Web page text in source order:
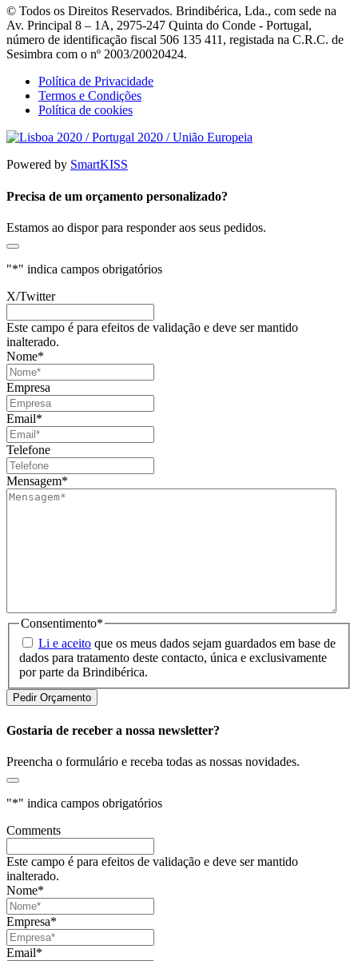
© Todos os Direitos Reservados. Brindibérica, Lda., com sede na
Av. Principal 8 – 1A, 2975-247 Quinta do Conde - Portugal,
número de identificação fiscal 506 135 411, registada na C.R.C. de
Sesimbra com o nº 2003/20020424.
Política de Privacidade
Termos e Condições
Política de cookies
Powered by SmartKISS
Precisa de um orçamento personalizado?
Estamos ao dispor para responder aos seus pedidos.
"*" indica campos obrigatórios
X/Twitter
Este campo é para efeitos de validação e deve ser mantido
inalterado.
Nome*
Empresa
Email*
Telefone
Mensagem*
Consentimento*
Li e aceito que os meus dados sejam guardados em base de
dados para tratamento deste contacto, única e exclusivamente
por parte da Brindibérica.
Gostaria de receber a nossa newsletter?
Preencha o formulário e receba todas as nossas novidades.
"*" indica campos obrigatórios
Comments
Este campo é para efeitos de validação e deve ser mantido
inalterado.
Nome*
Empresa*
Email*